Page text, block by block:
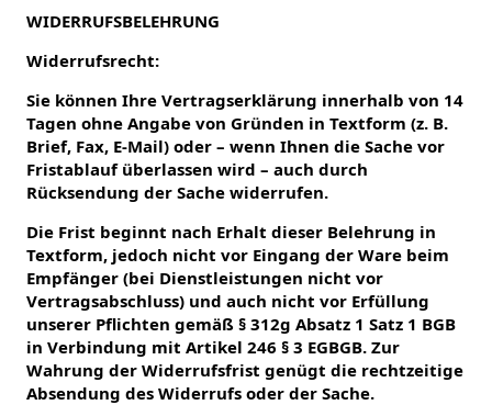
WIDERRUFSBELEHRUNG
Widerrufsrecht:
Sie können Ihre Vertragserklärung innerhalb von 14
Tagen ohne Angabe von Gründen in Textform (z. B.
Brief, Fax, E-Mail) oder – wenn Ihnen die Sache vor
Fristablauf überlassen wird – auch durch
Rücksendung der Sache widerrufen.
Die Frist beginnt nach Erhalt dieser Belehrung in
Textform, jedoch nicht vor Eingang der Ware beim
Empfänger (bei Dienstleistungen nicht vor
Vertragsabschluss) und auch nicht vor Erfüllung
unserer Pflichten gemäß § 312g Absatz 1 Satz 1 BGB
in Verbindung mit Artikel 246 § 3 EGBGB. Zur
Wahrung der Widerrufsfrist genügt die rechtzeitige
Absendung des Widerrufs oder der Sache.